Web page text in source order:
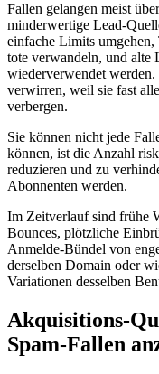
Fallen gelangen meist
minderwertige
einfache Limits umgehen,
tote verwandeln, und alte
wiederverwendet werden.
verwirren, weil sie fast
verbergen.
Sie können nicht jede
können, ist die Anzahl
reduzieren und zu
Abonnenten werden.
Im Zeitverlauf sind frühe
Bounces, plötzliche
Anmelde‑Bündel von
derselben Domain oder
Variationen desselben
Spam‑Fallen